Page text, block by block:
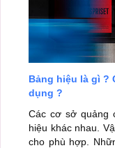
Bảng hiệu là gì ?
dụng ?
Các cơ sở quảng
hiệu khác nhau.
cho phù hợp.